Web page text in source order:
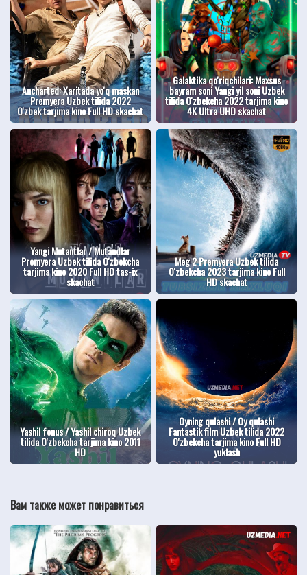
Ancharted: Xaritada yo'q maskan
Premyera Uzbek tilida 2022
O'zbek tarjima kino Full HD skachat
Galaktika qo'riqchilari: Maxsus
bayram soni Yangi yil soni Uzbek
tilida O'zbekcha 2022 tarjima kino
4K Ultra UHD skachat
Yangi Mutantlar / Mutandlar
Premyera Uzbek tilida O'zbekcha
tarjima kino 2020 Full HD tas-ix
skachat
Meg 2 Premyera Uzbek tilida
O'zbekcha 2023 tarjima kino Full
HD skachat
Yashil fonus / Yashil chiroq Uzbek
tilida O'zbekcha tarjima kino 2011
HD
Oyning qulashi / Oy qulashi
Fantastik film Uzbek tilida 2022
O'zbekcha tarjima kino Full HD
yuklash
Вам также может понравиться